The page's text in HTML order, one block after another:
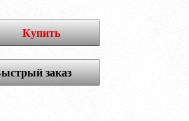
Купить
заказ